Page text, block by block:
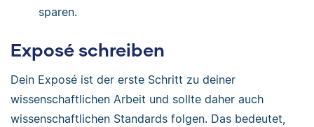
sparen.
Exposé schreiben
Dein Exposé ist der erste Schritt zu deiner
wissenschaftlichen Arbeit und sollte daher auch
wissenschaftlichen Standards folgen. Das bedeutet,